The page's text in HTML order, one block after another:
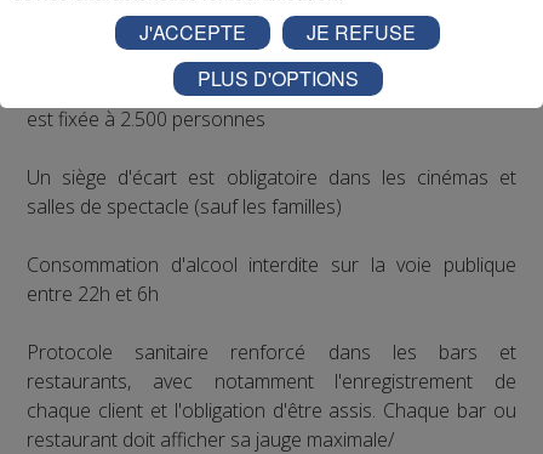
Chambéry, Aix-les-Bains et Albertville
La limite dans les salles de spectacle et salles de sport
est fixée à 2.500 personnes
Un siège d'écart est obligatoire dans les cinémas et
salles de spectacle (sauf les familles)
Consommation d'alcool interdite sur la voie publique
entre 22h et 6h
Protocole sanitaire renforcé dans les bars et
restaurants, avec notamment l'enregistrement de
chaque client et l'obligation d'être assis. Chaque bar ou
restaurant doit afficher sa jauge maximale/
J'ACCEPTE
JE REFUSE
PLUS D'OPTIONS